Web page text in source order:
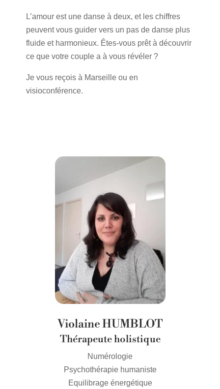
L’amour est une danse à deux, et les chiffres
peuvent vous guider vers un pas de danse plus
fluide et harmonieux. Êtes-vous prêt à découvrir
ce que votre couple a à vous révéler ?
Je vous reçois à Marseille ou en
visioconférence.
Violaine HUMBLOT
Thérapeute holistique
Numérologie
Psychothérapie humaniste
Equilibrage énergétique